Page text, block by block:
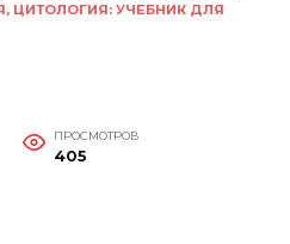
ЦИТОЛОГИЯ: УЧЕБНИК ДЛЯ
ПРОСМОТРОВ
405